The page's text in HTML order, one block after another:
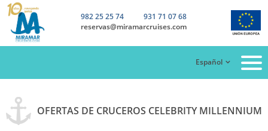
982 25 25 74
931 71 07 68
reservas@miramarcruises.com
Español
OFERTAS DE CRUCEROS CELEBRITY MILLENNIUM